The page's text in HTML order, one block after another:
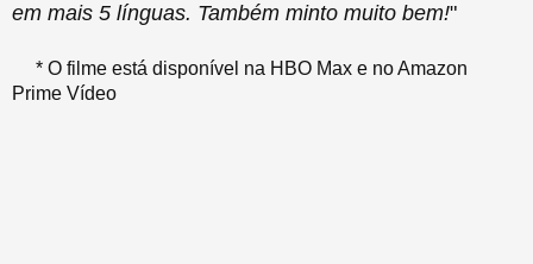
em mais 5 línguas. Também minto muito bem!"
* O filme está disponível na HBO Max e no Amazon
Prime Vídeo